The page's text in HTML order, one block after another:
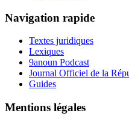
Navigation rapide
Textes juridiques
Lexiques
9anoun Podcast
Journal Officiel de la
Guides
Mentions légales